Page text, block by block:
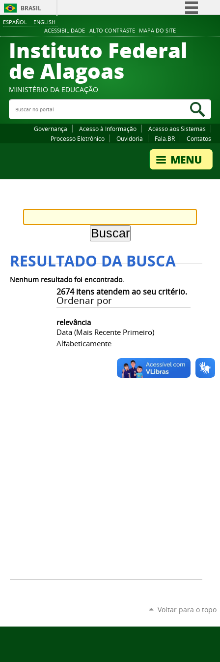
ESPAÑOL ENGLISH
ACESSIBILIDADE ALTO CONTRASTE MAPA DO SITE
BRASIL
Comunica BR
Participe
Canais
Instituto Federal
de Alagoas
MINISTÉRIO DA EDUCAÇÃO
Buscar no portal
Governança Acesso à Informação
Acesso aos Sistemas
Processo Eletrônico
Ouvidoria Fala.BR Contatos
RESULTADO DA BUSCA
2674itens atendem ao seu critério.
Ordenar por
relevância
Data (mais Recente Primeiro)
Alfabeticamente
Nenhum resultado foi encontrado.
Voltar para o topo